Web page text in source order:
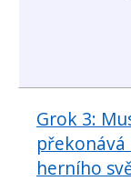
Grok 3:
herního